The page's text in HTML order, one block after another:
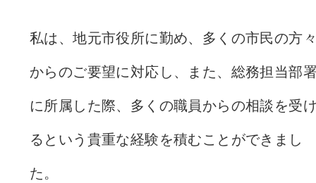
私は、地元市役所に勤め、多くの市民の方
からのご要望に対応し、また、総務担当部
に所属した際、多くの職員からの相談を受
るという貴重な経験を積むことができまし
た。